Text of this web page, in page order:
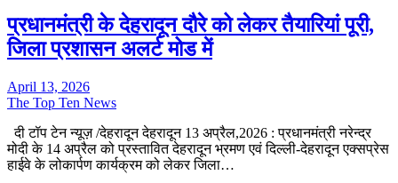
प्रधानमंत्री के देहरादून दौरे को लेकर तैयारियां पूरी,
जिला प्रशासन अलर्ट मोड में
April 13, 2026
The Top Ten News
दी टॉप टेन न्यूज़ /देहरादून देहरादून 13 अप्रैल,2026 : प्रधानमंत्री नरेन्द्र
मोदी के 14 अप्रैल को प्रस्तावित देहरादून भ्रमण एवं दिल्ली-देहरादून एक्सप्रेस
हाईवे के लोकार्पण कार्यक्रम को लेकर जिला…